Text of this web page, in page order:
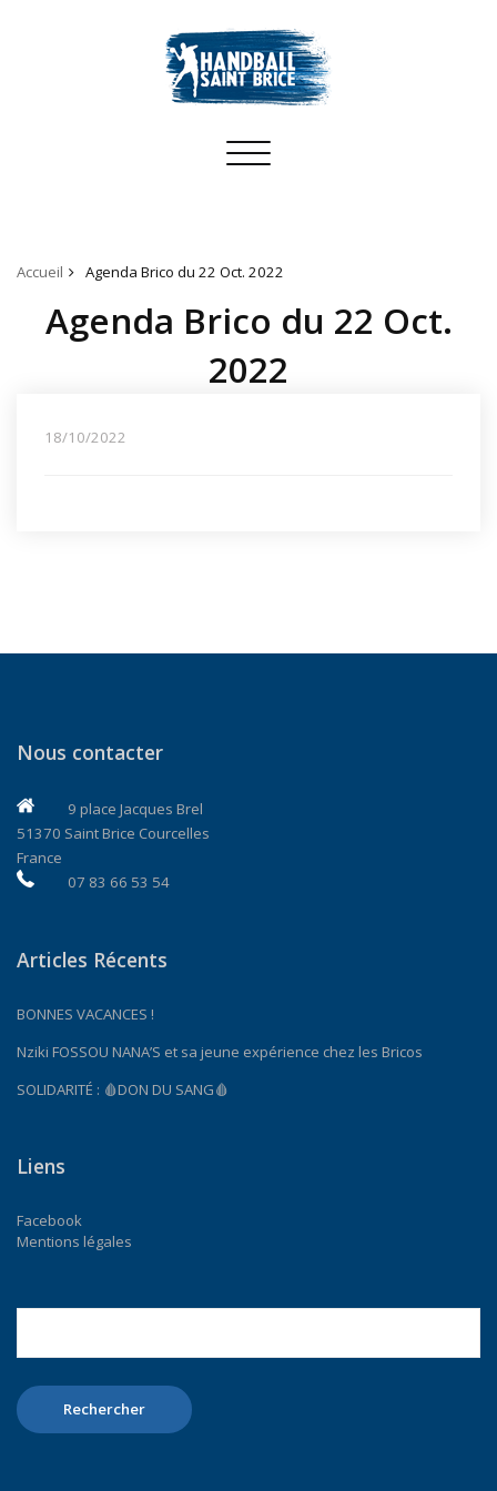
Toggle
Accueil Agenda Brico du 22 Oct. 2022
Agenda Brico du 22 Oct.
2022
18/10/2022
Nous contacter
9 place Jacques Brel
51370 Saint Brice Courcelles
France
07 83 66 53 54
Articles Récents
BONNES VACANCES !
Nziki FOSSOU NANA’S et sa jeune expérience chez les Bricos
SOLIDARITÉ : 🩸DON DU SANG🩸
Liens
Facebook
Mentions légales